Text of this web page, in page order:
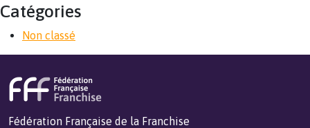
Catégories
Non classé
Fédération Française de la Franchise